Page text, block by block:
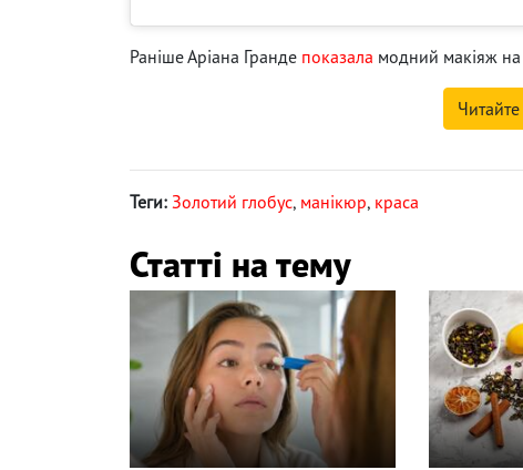
Раніше Аріана Гранде показала модний макіяж
Теги: Золотий глобус, манікюр, краса
Статті на тему